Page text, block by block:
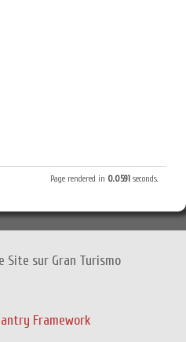
Page rendered in 0.0591 seconds.
Site sur Gran Turismo
Framework